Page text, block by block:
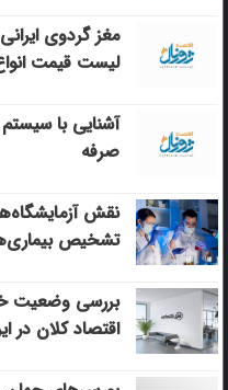
مغز گردوی
لیست قیمت
آشنایی با
صرفه
نقش
تشخیص
بررسی وضعیت
اقتصاد کلان در